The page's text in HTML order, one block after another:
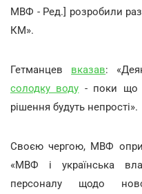
МВФ - Ред.] розробили
КМ».
Гетманцев вказав:
солодку воду - поки що
рішення будуть непрості».
Своєю чергою, МВФ
«МВФ і українська
персоналу щодо